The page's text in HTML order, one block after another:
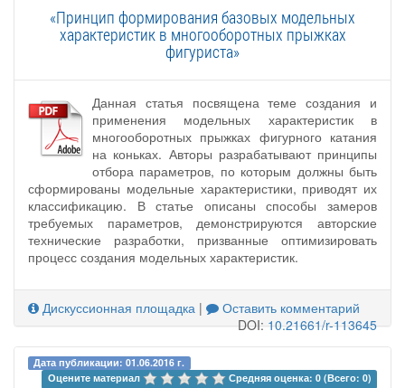
«Принцип формирования базовых модельных
характеристик в многооборотных прыжках
фигуриста»
Данная статья посвящена теме создания и
применения модельных характеристик в
многооборотных прыжках фигурного катания
на коньках. Авторы разрабатывают принципы
отбора параметров, по которым должны быть
сформированы модельные характеристики, приводят их
классификацию. В статье описаны способы замеров
требуемых параметров, демонстрируются авторские
технические разработки, призванные оптимизировать
процесс создания модельных характеристик.
Дискуссионная площадка |
Оставить комментарий
DOI:10.21661/r-113645
Дата публикации: 01.06.2016 г.
Оцените материал
Средняя оценка: 0 (Всего: 0)